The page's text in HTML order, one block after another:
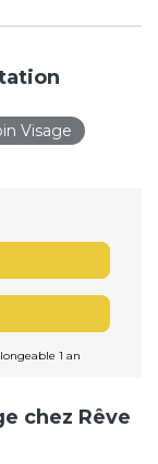
Visage
1 an
chez Rêve